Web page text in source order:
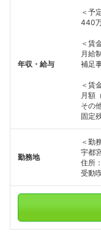
年収・給与
＜予
440
＜賃
月給
補足
＜賃
月額
その
固定
勤務地
＜勤
宇都
住所
受動